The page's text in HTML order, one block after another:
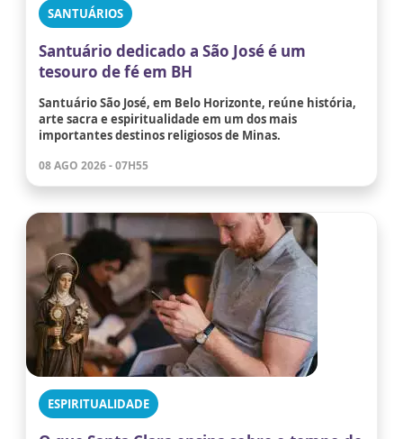
SANTUÁRIOS
Santuário dedicado a São José é um
tesouro de fé em BH
Santuário São José, em Belo Horizonte, reúne história,
arte sacra e espiritualidade em um dos mais
importantes destinos religiosos de Minas.
08 AGO 2026 - 07H55
ESPIRITUALIDADE